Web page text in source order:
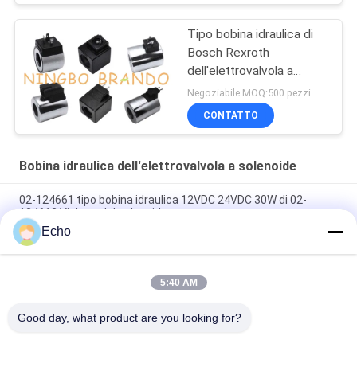
Tipo bobina idraulica di
Bosch Rexroth
dell'elettrovalvola a
solenoide
Negoziabile MOQ:500 pezzi
CONTATTO
Bobina idraulica dell'elettrovalvola a solenoide
02-124661 tipo bobina idraulica 12VDC 24VDC 30W di 02-
124662 Vickers del solenoide
Tipo bobina idraulica 02-101726 110VAC 02-101728 220VAC di
Vickers del solenoide
Tipo bobina idraulica 879141 di Vickers del solenoide 879143
Echo
5:40 AM
Good day, what product are you looking for?